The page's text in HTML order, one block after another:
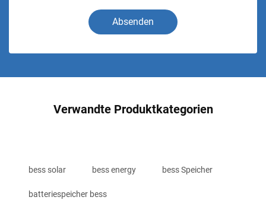
Absenden
Verwandte Produktkategorien
bess solar bess energy bess Speicher
batteriespeicher bess